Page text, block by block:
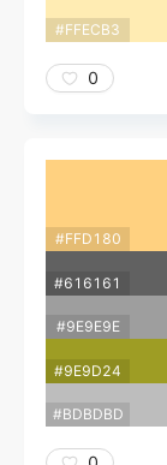
#FFECB3
0
#FFD180
#616161
#9E9E9E
#9E9D24
#BDBDBD